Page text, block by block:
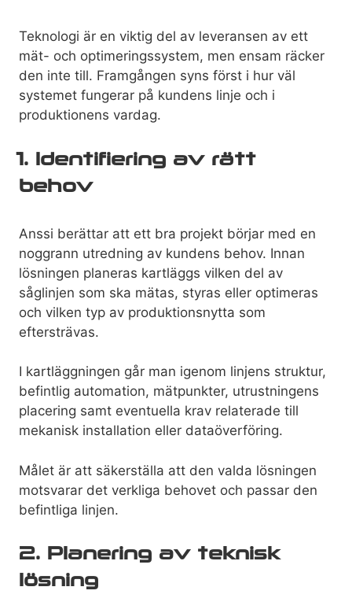
Teknologi är en viktig del av leveransen av ett
mät- och optimeringssystem, men ensam räcker
den inte till. Framgången syns först i hur väl
systemet fungerar på kundens linje och i
produktionens vardag.
1. Identifiering av rätt
behov
Anssi berättar att ett bra projekt börjar med en
noggrann utredning av kundens behov. Innan
lösningen planeras kartläggs vilken del av
såglinjen som ska mätas, styras eller optimeras
och vilken typ av produktionsnytta som
eftersträvas.
I kartläggningen går man igenom linjens struktur,
befintlig automation, mätpunkter, utrustningens
placering samt eventuella krav relaterade till
mekanisk installation eller dataöverföring.
Målet är att säkerställa att den valda lösningen
motsvarar det verkliga behovet och passar den
befintliga linjen.
2. Planering av teknisk
lösning